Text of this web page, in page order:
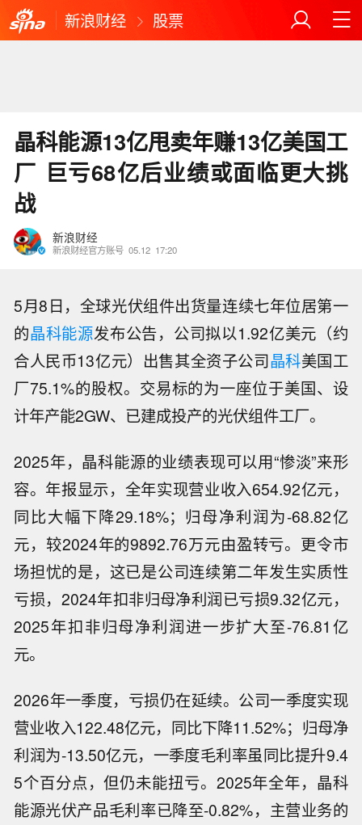
新浪财经 股票
晶科能源13亿甩卖年赚13亿美国工
厂 巨亏68亿后业绩或面临更大挑
战
新浪财经
新浪财经官方账号 05.12 17:20
5月8日，全球光伏组件出货量连续七年位居第一
的晶科能源发布公告，公司拟以1.92亿美元（约
合人民币13亿元）出售其全资子公司晶科美国工
厂75.1%的股权。交易标的为一座位于美国、设
计年产能2GW、已建成投产的光伏组件工厂。
2025年，晶科能源的业绩表现可以用“惨淡”来形
容。年报显示，全年实现营业收入654.92亿元，
同比大幅下降29.18%；归母净利润为-68.82亿
元，较2024年的9892.76万元由盈转亏。更令市
场担忧的是，这已是公司连续第二年发生实质性
亏损，2024年扣非归母净利润已亏损9.32亿元，
2025年扣非归母净利润进一步扩大至-76.81亿
元。
2026年一季度，亏损仍在延续。公司一季度实现
营业收入122.48亿元，同比下降11.52%；归母净
利润为-13.50亿元，一季度毛利率虽同比提升9.4
5个百分点，但仍未能扭亏。2025年全年，晶科
能源光伏产品毛利率已降至-0.82%，主营业务的